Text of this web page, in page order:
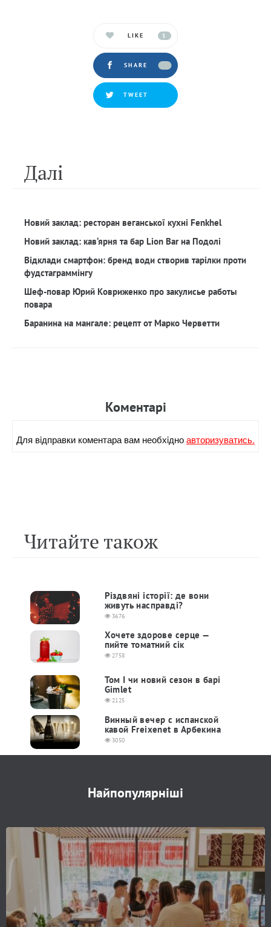
LIKE 1
SHARE
TWEET
Далi
Новий заклад: ресторан веганської кухні Fenkhel
Новий заклад: кав‘ярня та бар Lion Bar на Подолі
Відклади смартфон: бренд води створив тарілки проти
фудстаграммінгу
Шеф-повар Юрий Ковриженко про закулисье работы
повара
Баранина на мангале: рецепт от Марко Черветти
Коментарi
Для вiдправки коментара вам необхiдноавторизуватись.
Читайте також
Різдвяні історії: де вони
живуть насправді?
3676
Хочете здорове серце —
пийте томатний сік
2758
Том I чи новий сезон в барі
Gimlet
2125
Винный вечер с испанской
кавой Freixenet в Арбекина
3050
Найпопулярніші